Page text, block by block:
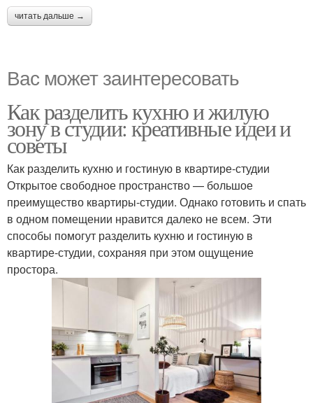
читать дальше →
Вас может заинтересовать
Как разделить кухню и жилую
зону в студии: креативные идеи и
советы
Как разделить кухню и гостиную в квартире-студии
Открытое свободное пространство — большое
преимущество квартиры-студии. Однако готовить и спать
в одном помещении нравится далеко не всем. Эти
способы помогут разделить кухню и гостиную в
квартире-студии, сохраняя при этом ощущение
простора.